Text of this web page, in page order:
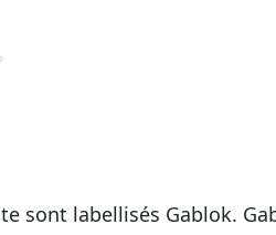
sont labellisés Gablok.